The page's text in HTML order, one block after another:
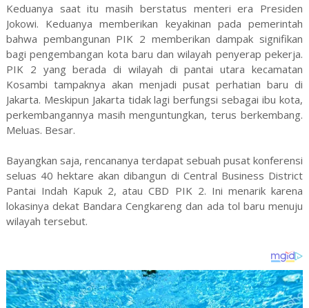
Keduanya saat itu masih berstatus menteri era Presiden
Jokowi. Keduanya memberikan keyakinan pada pemerintah
bahwa pembangunan PIK 2 memberikan dampak signifikan
bagi pengembangan kota baru dan wilayah penyerap pekerja.
PIK 2 yang berada di wilayah di pantai utara kecamatan
Kosambi tampaknya akan menjadi pusat perhatian baru di
Jakarta. Meskipun Jakarta tidak lagi berfungsi sebagai ibu kota,
perkembangannya masih menguntungkan, terus berkembang.
Meluas. Besar.
Bayangkan saja, rencananya terdapat sebuah pusat konferensi
seluas 40 hektare akan dibangun di Central Business District
Pantai Indah Kapuk 2, atau CBD PIK 2. Ini menarik karena
lokasinya dekat Bandara Cengkareng dan ada tol baru menuju
wilayah tersebut.